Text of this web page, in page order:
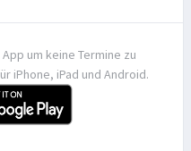
um keine Termine zu
iPhone, iPad und Android.